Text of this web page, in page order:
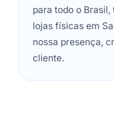
para todo o
lojas físicas em
nossa presença,
cliente.